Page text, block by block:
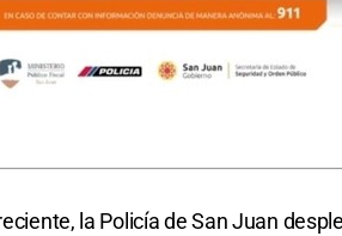
la Policía de San Juan